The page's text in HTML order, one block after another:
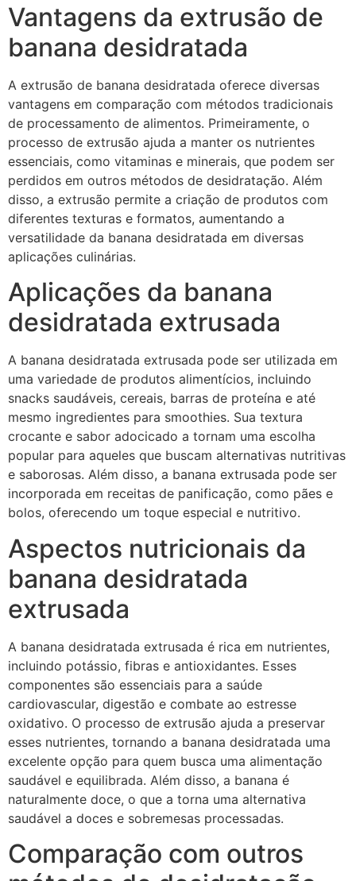
Vantagens da extrusão de
banana desidratada
A extrusão de banana desidratada oferece diversas
vantagens em comparação com métodos tradicionais
de processamento de alimentos. Primeiramente, o
processo de extrusão ajuda a manter os nutrientes
essenciais, como vitaminas e minerais, que podem ser
perdidos em outros métodos de desidratação. Além
disso, a extrusão permite a criação de produtos com
diferentes texturas e formatos, aumentando a
versatilidade da banana desidratada em diversas
aplicações culinárias.
Aplicações da banana
desidratada extrusada
A banana desidratada extrusada pode ser utilizada em
uma variedade de produtos alimentícios, incluindo
snacks saudáveis, cereais, barras de proteína e até
mesmo ingredientes para smoothies. Sua textura
crocante e sabor adocicado a tornam uma escolha
popular para aqueles que buscam alternativas nutritivas
e saborosas. Além disso, a banana extrusada pode ser
incorporada em receitas de panificação, como pães e
bolos, oferecendo um toque especial e nutritivo.
Aspectos nutricionais da
banana desidratada
extrusada
A banana desidratada extrusada é rica em nutrientes,
incluindo potássio, fibras e antioxidantes. Esses
componentes são essenciais para a saúde
cardiovascular, digestão e combate ao estresse
oxidativo. O processo de extrusão ajuda a preservar
esses nutrientes, tornando a banana desidratada uma
excelente opção para quem busca uma alimentação
saudável e equilibrada. Além disso, a banana é
naturalmente doce, o que a torna uma alternativa
saudável a doces e sobremesas processadas.
Comparação com outros